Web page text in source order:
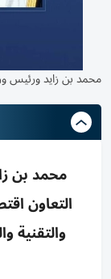
محمد بن زايد ورئيس
محمد بن
التعاون
والتقنية